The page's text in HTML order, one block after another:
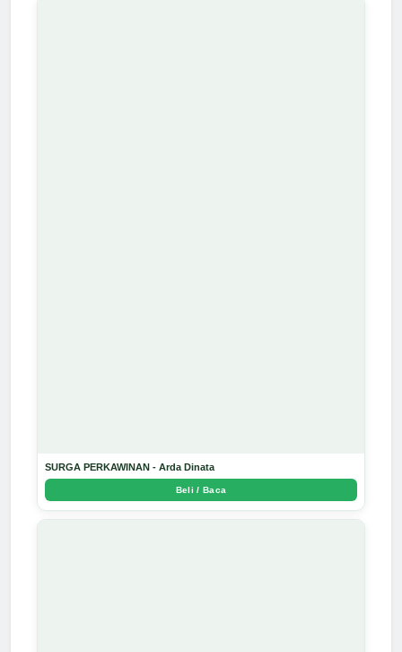
SURGA PERKAWINAN - Arda Dinata
Beli / Baca